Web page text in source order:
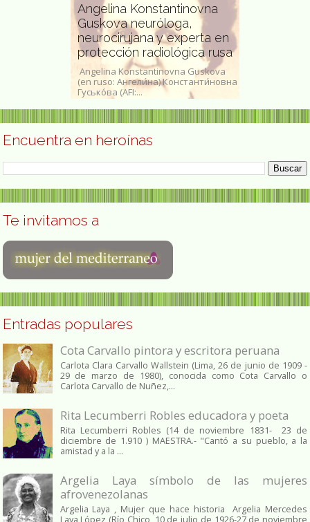
Angelina Konstantinovna
Guskova neuróloga,
neurocirujana y experta en
protección radiológica rusa
Angelina Konstantinovna Guskova
(en ruso: Ангели́на) Константи́новна
Гусько́ва (AFI:...
Encuentra en heroínas
Te invitamos a
Entradas populares
Cota Carvallo pintora y escritora peruana
Carlota Clara Carvallo Wallstein (Lima, 26 de junio de 1909 -
29 de marzo de 1980), conocida como Cota Carvallo o
Carlota Carvallo de Nuñez,...
Rita Lecumberri Robles educadora y poeta
Rita Lecumberri Robles (14 de noviembre 1831- 23 de
diciembre de 1.910 ) MAESTRA.- "Cantó a su pueblo, a la
amistad y a la ...
Argelia Laya símbolo de las mujeres
afrovenezolanas
Argelia Laya , Mujer que hace historia Argelia Mercedes
Laya López (Río Chico, 10 de julio de 1926-27 de noviembre